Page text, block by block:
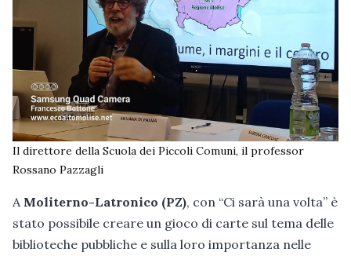
Il direttore della Scuola dei Piccoli Comuni, il professor
Rossano Pazzagli
A Moliterno-Latronico (PZ), con “Ci sarà una volta” è
stato possibile creare un gioco di carte sul tema delle
biblioteche pubbliche e sulla loro importanza nelle